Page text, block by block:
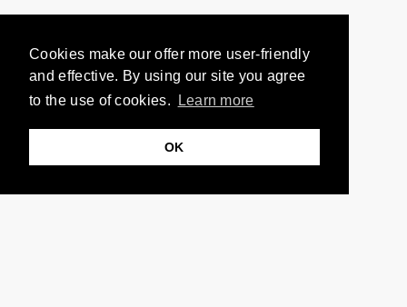
Cookies make our offer more user-friendly
and effective. By using our site you agree
to the use of cookies.
Learn more
OK